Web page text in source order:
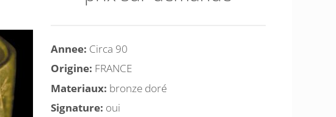
Annee: Circa 90
Origine: FRANCE
Materiaux: bronze doré
Signature: oui